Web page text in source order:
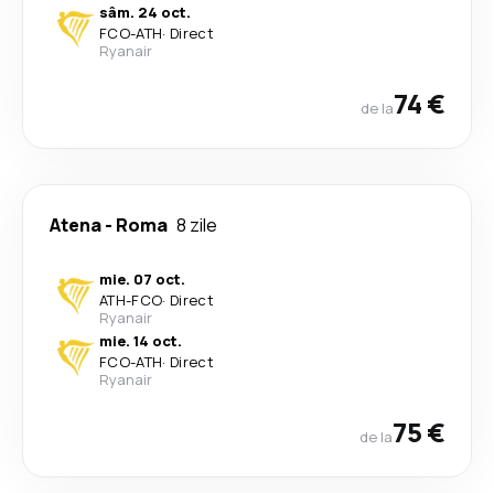
sâm. 24 oct.
FCO-ATH· Direct
Ryanair
de la74 €
Atena- Roma 8 zile
mie. 07 oct.
ATH-FCO· Direct
Ryanair
mie. 14 oct.
FCO-ATH· Direct
Ryanair
de la75 €